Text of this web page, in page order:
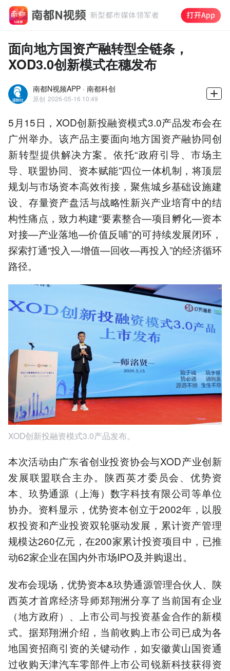
面向地方国资产融转型全链条，
XOD3.0创新模式在穗发布
南都N视频APP · 南都科创
原创 2026-05-16 10:49
5月15日，XOD创新投融资模式3.0产品发布会在
广州举办。该产品主要面向地方国资产融协同创
新转型提供解决方案。依托“政府引导、市场主
导、联盟协同、资本赋能”四位一体机制，将顶层
规划与市场资本高效衔接，聚焦城乡基础设施建
设、存量资产盘活与战略性新兴产业培育中的结
构性痛点，致力构建“要素整合—项目孵化—资本
对接—产业落地—价值反哺”的可持续发展闭环，
探索打通“投入—增值—回收—再投入”的经济循环
路径。
XOD创新投融资模式3.0产品发布。
本次活动由广东省创业投资协会与XOD产业创新
发展联盟联合主办。陕西英才委员会、优势资
本、玖势通源（上海）数字科技有限公司等单位
协办。资料显示，优势资本创立于2002年，以股
权投资和产业投资双轮驱动发展，累计资产管理
规模达260亿元，在200家累计投资项目中，已推
动62家企业在国内外市场IPO及并购退出。
发布会现场，优势资本&玖势通源管理合伙人、陕
西英才首席经济导师郑翔洲分享了当前国有企业
（地方政府）、上市公司与投资基金合作的新模
式。据郑翔洲介绍，当前收购上市公司已成为各
地国资招商引资的关键动作，如安徽黄山国资通
过收购天津汽车零部件上市公司锐新科技获得资